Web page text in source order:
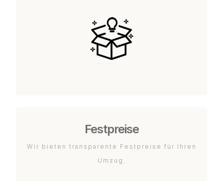
Festpreise
Wir bieten transparente Festpreise für Ihren
Umzug.